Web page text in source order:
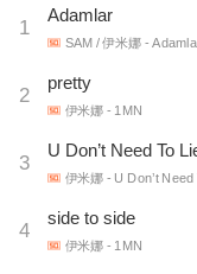
1
Adamlar
SAM / 伊米娜 -
2
pretty
伊米娜 - 1MN
3
U Don’t Need To
伊米娜 - U Don’t Need
4
side to side
伊米娜 - 1MN